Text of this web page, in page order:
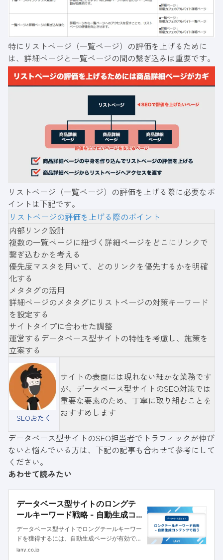
特にリストページ（一覧ページ）の評価を上げるために
は、詳細ページと一覧ページの間の繋ぎ込みは重要です。
リストページ（一覧ページ）の評価を上げる際に必要なポ
イントは下記です。
リストページの評価を上げる際のポイント
内部リンク設計
複数の一覧ページに紐づく詳細ページをどこにリンクで
繋ぎ込むかを考える
優先度マスタを用いて、どのリンクを優先するかを明確
化する
メタタグの活用
詳細ページのメタタグにリストページの対策キーワード
を設定する
サイトタイプに合わせた調整
運営するデータベース型サイトの特性を考慮し、施策を
立案する
SEOおたく
サイトの表面には現れない細かな業務です
が、データベース型サイトのSEO対策では
重要な要素のため、丁寧に取り組むことを
おすすめします
データベース型サイトのSEO担当者でトラフィックが伸び
ないと悩んでいる方は、下記の記事も合わせて参考にして
ください。
あわせて読みたい
データベース型サイトのロングテ
ールキーワード戦略 - 自動生成コ
ンテンツで戦う
データベース型サイトでロングテールキーワー
ドを獲得するには、自動生成ページが有効で
す。本記事では、自動生成ページを作る際のポ
lany.co.jp